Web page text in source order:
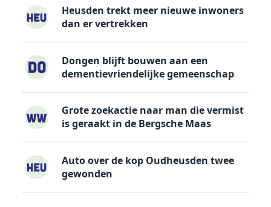
Heusden trekt meer nieuwe inwoners
dan er vertrekken
Dongen blijft bouwen aan een
dementievriendelijke gemeenschap
Grote zoekactie naar man die vermist
is geraakt in de Bergsche Maas
Auto over de kop Oudheusden twee
gewonden